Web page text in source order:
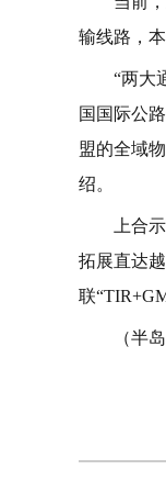
输线路，
“两大
国国际公
盟的全域
绍。
上合
拓展直达
联
（半